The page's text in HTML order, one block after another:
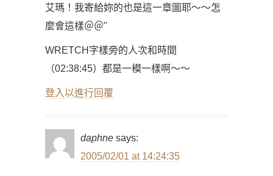
艾瑪！我寄給妳的也是這一章圖耶～～怎
麼會這樣＠＠"
WRETCH字樣旁的人次和時間
（02:38:45）都是一模一樣啊～～
登入以進行回覆
daphne says:
2005/02/01 at 14:24:35